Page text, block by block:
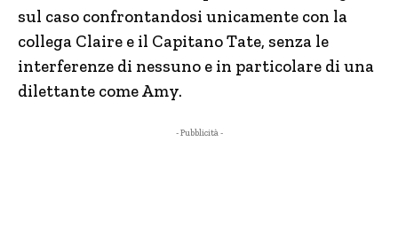
sul caso confrontandosi unicamente con la
collega Claire e il Capitano Tate, senza le
interferenze di nessuno e in particolare di una
dilettante come Amy.
- Pubblicità -